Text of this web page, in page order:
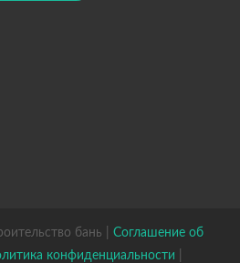
бань | Соглашение об
конфиденциальности